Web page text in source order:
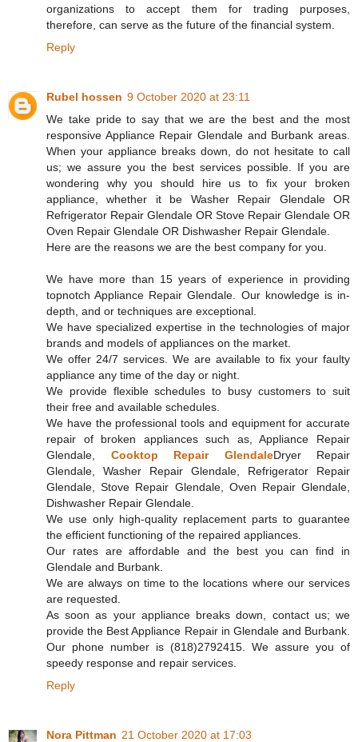
organizations to accept them for trading purposes,
therefore, can serve as the future of the financial system.
Reply
Rubel hossen 9 October 2020 at 23:11
We take pride to say that we are the best and the most
responsive Appliance Repair Glendale and Burbank areas.
When your appliance breaks down, do not hesitate to call
us; we assure you the best services possible. If you are
wondering why you should hire us to fix your broken
appliance, whether it be Washer Repair Glendale OR
Refrigerator Repair Glendale OR Stove Repair Glendale OR
Oven Repair Glendale OR Dishwasher Repair Glendale.
Here are the reasons we are the best company for you.
We have more than 15 years of experience in providing
topnotch Appliance Repair Glendale. Our knowledge is in-
depth, and or techniques are exceptional.
We have specialized expertise in the technologies of major
brands and models of appliances on the market.
We offer 24/7 services. We are available to fix your faulty
appliance any time of the day or night.
We provide flexible schedules to busy customers to suit
their free and available schedules.
We have the professional tools and equipment for accurate
repair of broken appliances such as, Appliance Repair
Glendale, Cooktop Repair GlendaleDryer Repair
Glendale, Washer Repair Glendale, Refrigerator Repair
Glendale, Stove Repair Glendale, Oven Repair Glendale,
Dishwasher Repair Glendale.
We use only high-quality replacement parts to guarantee
the efficient functioning of the repaired appliances.
Our rates are affordable and the best you can find in
Glendale and Burbank.
We are always on time to the locations where our services
are requested.
As soon as your appliance breaks down, contact us; we
provide the Best Appliance Repair in Glendale and Burbank.
Our phone number is (818)2792415. We assure you of
speedy response and repair services.
Reply
Nora Pittman 21 October 2020 at 17:03